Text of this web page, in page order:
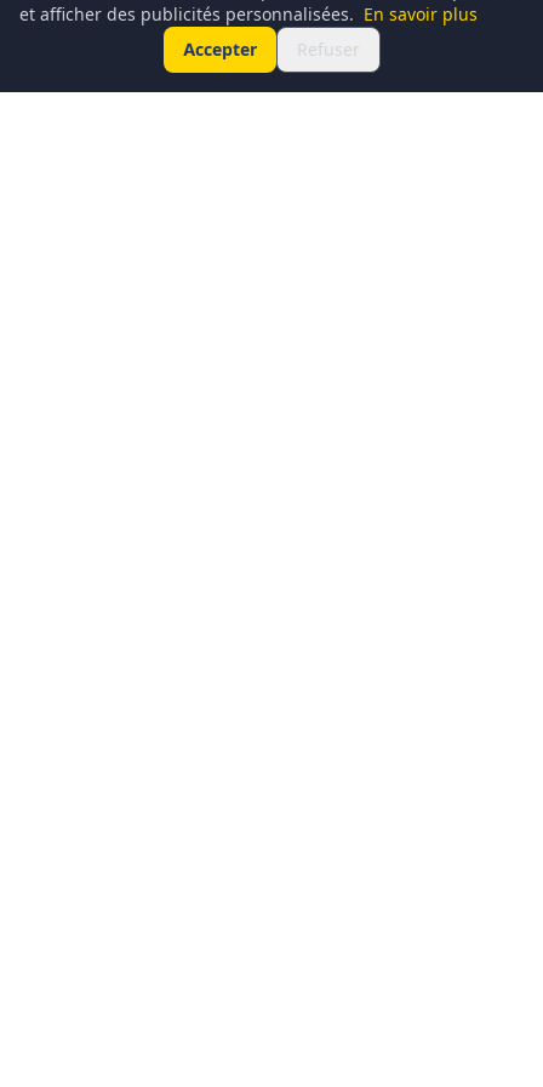
et afficher des publicités personnalisées. En savoir plus
Accepter
Refuser